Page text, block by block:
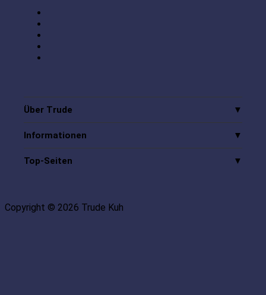
Über Trude
Informationen
Top-Seiten
Copyright © 2026 Trude Kuh